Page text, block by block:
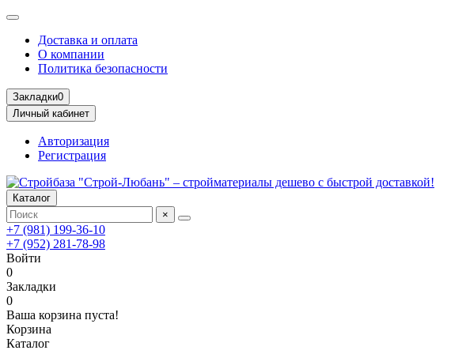
Доставка и оплата
О компании
Политика безопасности
Закладки0
Личный кабинет
Авторизация
Регистрация
Каталог
×
+7 (981) 199-36-10
+7 (952) 281-78-98
Войти
0
Закладки
0
Ваша корзина пуста!
Корзина
Каталог